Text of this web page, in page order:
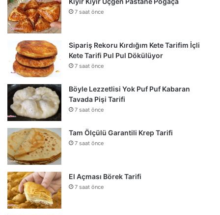
7 saat önce
Sipariş Rekoru Kırdığım Kete Tarifim İçli
Kete Tarifi Pul Pul Dökülüyor
7 saat önce
Böyle Lezzetlisi Yok Puf Puf Kabaran
Tavada Pişi Tarifi
7 saat önce
Tam Ölçülü Garantili Krep Tarifi
7 saat önce
El Açması Börek Tarifi
7 saat önce